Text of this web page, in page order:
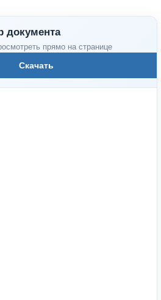
документа
прямо на странице
Скачать